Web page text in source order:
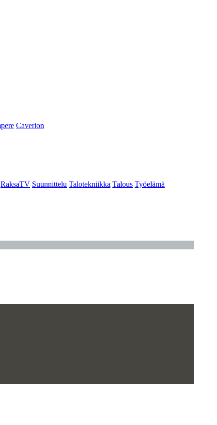
Caverion
RaksaTV Suunnittelu Talotekniikka Talous Työelämä